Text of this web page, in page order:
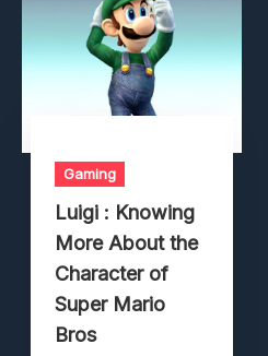
Gaming
Luigi : Knowing
More About the
Character of
Super Mario
Bros